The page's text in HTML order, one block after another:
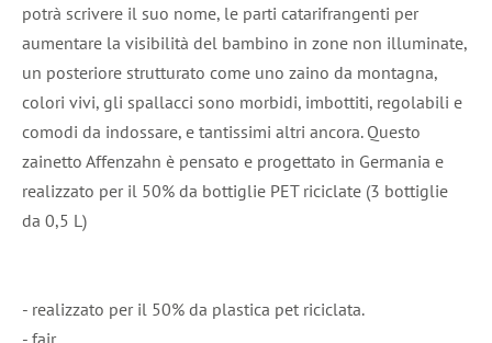
potrà scrivere il suo nome, le parti catarifrangenti per
aumentare la visibilità del bambino in zone non illuminate,
un posteriore strutturato come uno zaino da montagna,
colori vivi, gli spallacci sono morbidi, imbottiti, regolabili e
comodi da indossare, e tantissimi altri ancora. Questo
zainetto Affenzahn è pensato e progettato in Germania e
realizzato per il 50% da bottiglie PET riciclate (3 bottiglie
da 0,5 L)
- realizzato per il 50% da plastica pet riciclata.
- fair